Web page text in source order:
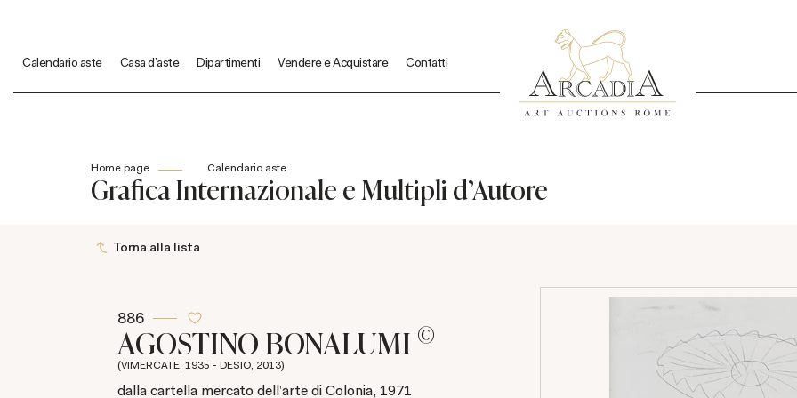
Calendario aste Casa d'aste Dipartimenti Vendere e Acquistare Contatti
Home page Calendario aste
Grafica Internazionale e Multipli d'Autore
Torna alla lista
886
AGOSTINO BONALUMI ©
(VIMERCATE, 1935 - DESIO, 2013)
dalla cartella mercato dell'arte di Colonia, 1971